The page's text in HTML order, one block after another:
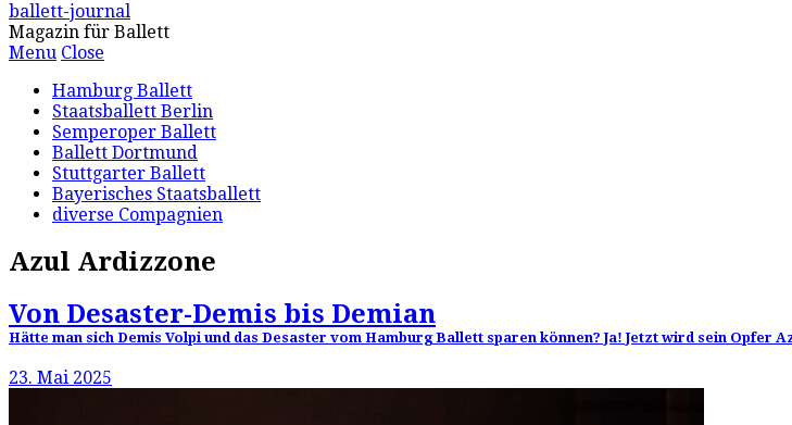
ballett-journal
Magazin für Ballett
Menu Close
Hamburg Ballett
Staatsballett Berlin
Semperoper Ballett
Ballett Dortmund
Stuttgarter Ballett
Bayerisches Staatsballett
diverse Compagnien
Azul Ardizzone
Von Desaster-Demis bis Demian
Hätte man sich Demis Volpi und das Desaster vom Hamburg Ballett sparen können? Ja! Jetzt wird sein
23. Mai 2025